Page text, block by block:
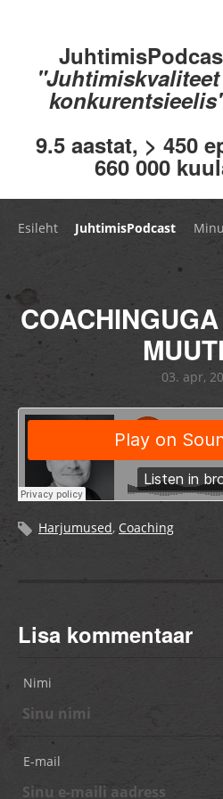
9.5 aastat, > 450
660 000
Esileht JuhtimisPodcast
03. apr,
Harjumused, Coaching
Lisa kommentaar
Nimi
E-mail